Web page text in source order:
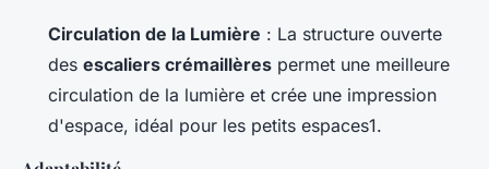
Circulation de la Lumière : La structure ouverte
des escaliers crémaillères permet une meilleure
circulation de la lumière et crée une impression
d'espace, idéal pour les petits espaces1.